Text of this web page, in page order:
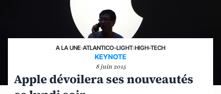
A LA UNE›ATLANTICO-LIGHT›HIGH-TECH
KEYNOTE
8 juin 2015
Apple dévoilera ses nouveautés